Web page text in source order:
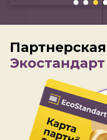
Экостандарт